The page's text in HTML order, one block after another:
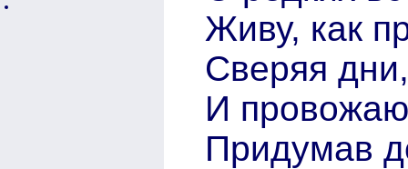
Живу, как
Сверяя
И провожаю
Придумав